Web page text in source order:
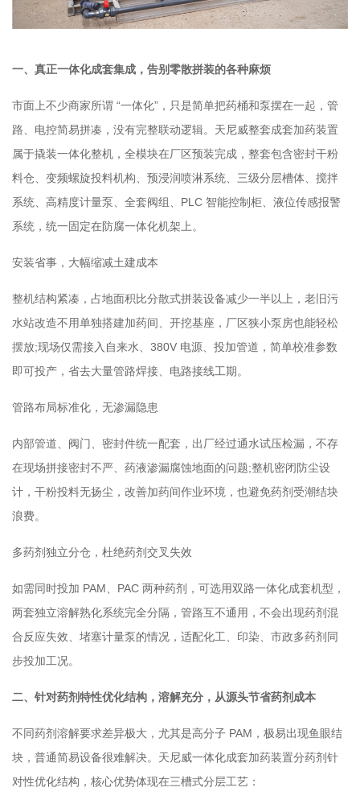
一、真正一体化成套集成，告别零散拼装的各种麻烦
市面上不少商家所谓 “一体化”，只是简单把药桶和泵摆在一起，管
路、电控简易拼凑，没有完整联动逻辑。天尼威整套成套加药装置
属于撬装一体化整机，全模块在厂区预装完成，整套包含密封干粉
料仓、变频螺旋投料机构、预浸润喷淋系统、三级分层槽体、搅拌
系统、高精度计量泵、全套阀组、PLC 智能控制柜、液位传感报警
系统，统一固定在防腐一体化机架上。
安装省事，大幅缩减土建成本
整机结构紧凑，占地面积比分散式拼装设备减少一半以上，老旧污
水站改造不用单独搭建加药间、开挖基座，厂区狭小泵房也能轻松
摆放;现场仅需接入自来水、380V 电源、投加管道，简单校准参数
即可投产，省去大量管路焊接、电路接线工期。
管路布局标准化，无渗漏隐患
内部管道、阀门、密封件统一配套，出厂经过通水试压检漏，不存
在现场拼接密封不严、药液渗漏腐蚀地面的问题;整机密闭防尘设
计，干粉投料无扬尘，改善加药间作业环境，也避免药剂受潮结块
浪费。
多药剂独立分仓，杜绝药剂交叉失效
如需同时投加 PAM、PAC 两种药剂，可选用双路一体化成套机型，
两套独立溶解熟化系统完全分隔，管路互不通用，不会出现药剂混
合反应失效、堵塞计量泵的情况，适配化工、印染、市政多药剂同
步投加工况。
二、针对药剂特性优化结构，溶解充分，从源头节省药剂成本
不同药剂溶解要求差异极大，尤其是高分子 PAM，极易出现鱼眼结
块，普通简易设备很难解决。天尼威一体化成套加药装置分药剂针
对性优化结构，核心优势体现在三槽式分层工艺：